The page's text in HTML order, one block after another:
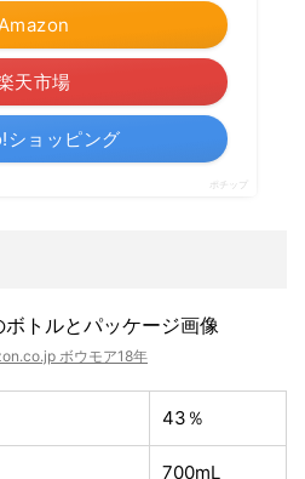
天市場
ショッピング
ポチップ
ボウモア18年
43％
700mL